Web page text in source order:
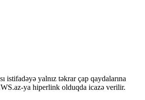
istifadəyə yalnız təkrar çap qaydalarına
ya hiperlink olduqda icazə verilir.